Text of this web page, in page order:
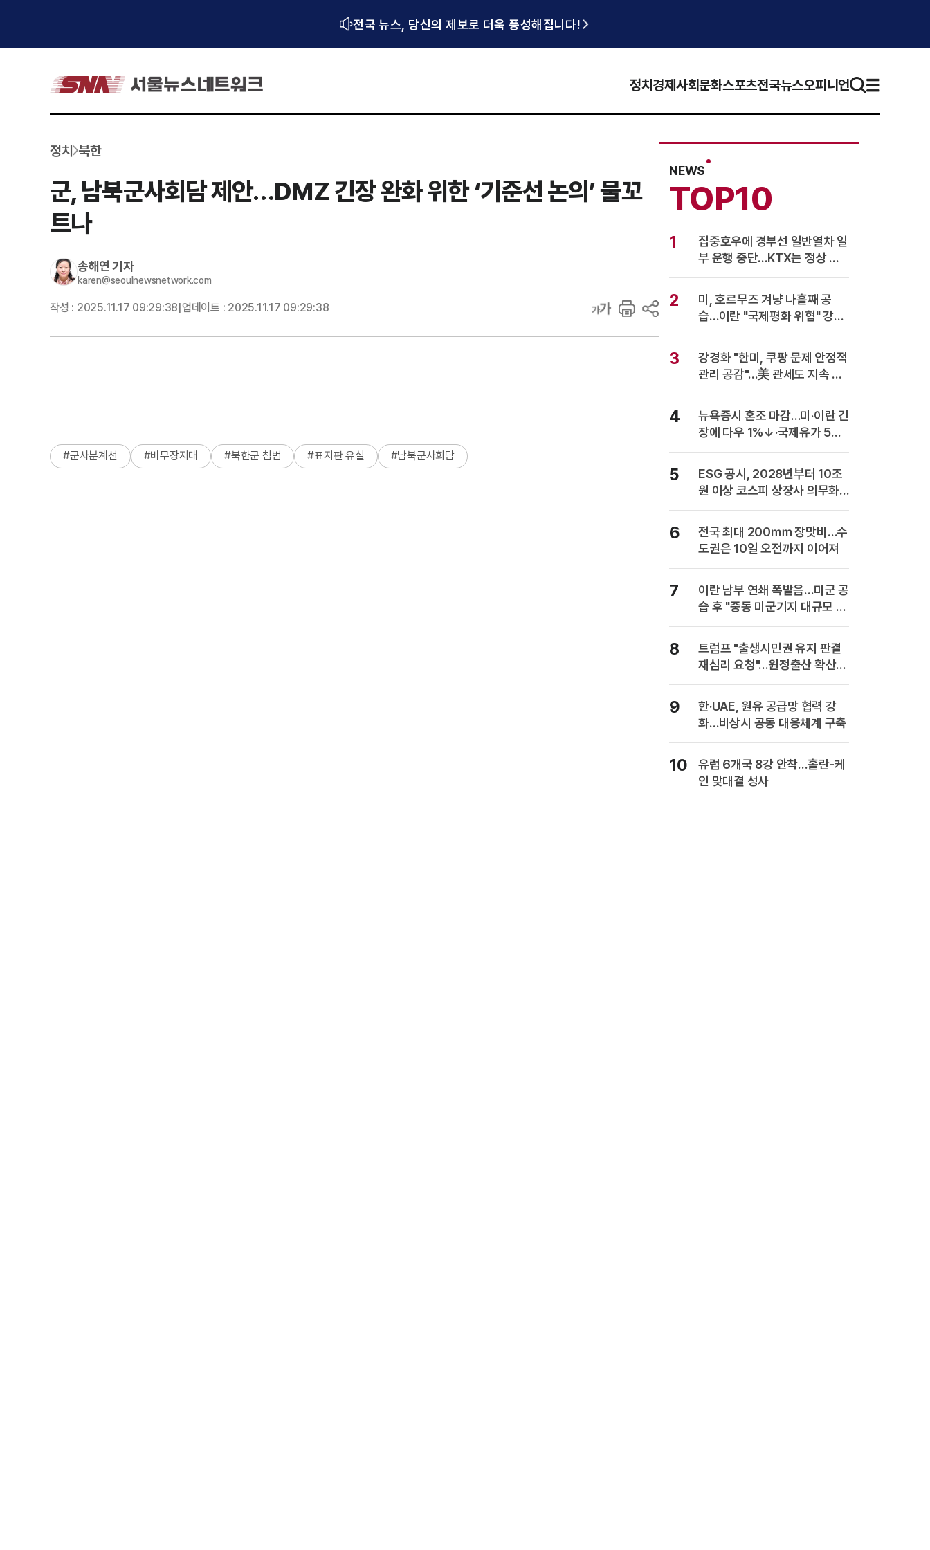
전국 뉴스, 당신의 제보로 더욱 풍성해집니다!
정치 경제사회문화스포츠전국뉴스오피니언
정치 북한
군, 남북군사회담 제안…DMZ 긴장 완화 위한 ‘기준선 논의’ 물꼬
트나
송해연 기자
karen@seoulnewsnetwork.com
작성 : 2025.11.17 09:29:38 업데이트 : 2025.11.17 09:29:38
#군사분계선 #비무장지대 #북한군 침범 #표지판 유실 #남북군사회담
NEWS
TOP10
1
집중호우에 경부선 일반열차 일
부 운행 중단…KTX는 정상 운
행
2
미, 호르무즈 겨냥 나흘째 공
습…이란 "국제평화 위협" 강력
반발
3
강경화 "한미, 쿠팡 문제 안정적
관리 공감"…美 관세도 지속 협
의
4
뉴욕증시 혼조 마감…미·이란 긴
장에 다우 1%↓·국제유가 5%
급등
5
ESG 공시, 2028년부터 10조
원 이상 코스피 상장사 의무화…
사업보고서에 담는다
6
전국 최대 200㎜ 장맛비…수
도권은 10일 오전까지 이어져
7
이란 남부 연쇄 폭발음…미군 공
습 후 "중동 미군기지 대규모 보
복" 경고
8
트럼프 "출생시민권 유지 판결
재심리 요청"…원정출산 확산
주장
9
한·UAE, 원유 공급망 협력 강
화…비상시 공동 대응체계 구축
10
유럽 6개국 8강 안착…홀란-케
인 맞대결 성사